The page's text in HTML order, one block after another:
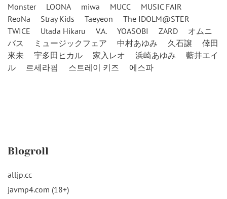
Monster
LOONA miwa MUCC
MUSIC FAIR
ReoNa
Stray Kids Taeyeon
The IDOLM@STER
TWICE
Utada Hikaru V.A. YOASOBI ZARD
オムニ
バス
ミュージックフェア 中村あゆみ 久石譲
倖田
來未
宇多田ヒカル 家入レオ 浜崎あゆみ
藍井エイ
ル
르세라핌 스트레이 키즈 에스파
Blogroll
alljp.cc
javmp4.com (18+)